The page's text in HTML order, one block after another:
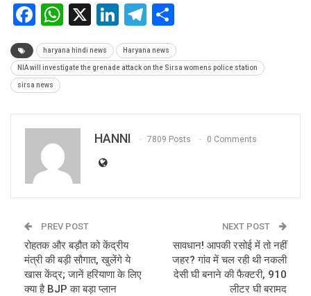
Facebook
WhatsApp
X LinkedIn
Telegram
haryana hindi news Haryana news
NIA will investigate the grenade attack on the Sirsa womens police station
sirsa news
HANNI 7809 Posts 0 Comments
PREV POST
रोहतक और बड़ौत को केंद्रीय
मंत्री की बड़ी सौगात, खुलेंगे ये
खास केंद्र; जानें हरियाणा के लिए
क्या है BJP का बड़ा प्लान
NEXT POST
सावधान! आपकी रसोई में तो नहीं
जहर? गांव में चल रही थी नकली
देसी घी बनाने की फैक्टरी, 910
लीटर घी बरामद